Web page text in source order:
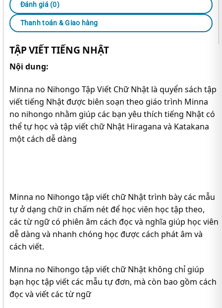
Đánh giá (0)
Thanh toán & Giao hàng
TẬP VIẾT TIẾNG NHẬT
Nội dung:
Minna no Nihongo Tập Viết Chữ Nhật là quyển sách tập
viết tiếng Nhật được biên soạn theo giáo trình Minna
no nihongo nhằm giúp các bạn yêu thích tiếng Nhật có
thể tự học và tập viết chữ Nhật Hiragana và Katakana
một cách dễ dàng
Minna no Nihongo tập viết chữ Nhật trình bày các mẫu
tự ở dạng chữ in chấm nét để học viên học tập theo,
các từ ngữ có phiên âm cách đọc và nghĩa giúp học viên
dễ dàng và nhanh chóng học được cách phát âm và
cách viết.
Minna no Nihongo tập viết chữ Nhật không chỉ giúp
bạn học tập viết các mẫu tự đơn, mà còn bao gồm cách
đọc và viết các từ ngữ